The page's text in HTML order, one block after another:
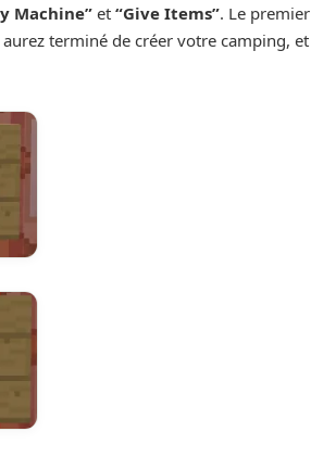
Machine”et“Give Items”. Le premier
terminé de créer votre camping, et